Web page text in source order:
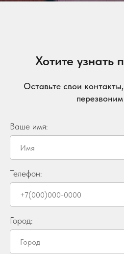
Хотите узнать
Оставьте свои
Ваше имя:
Телефон:
Город: